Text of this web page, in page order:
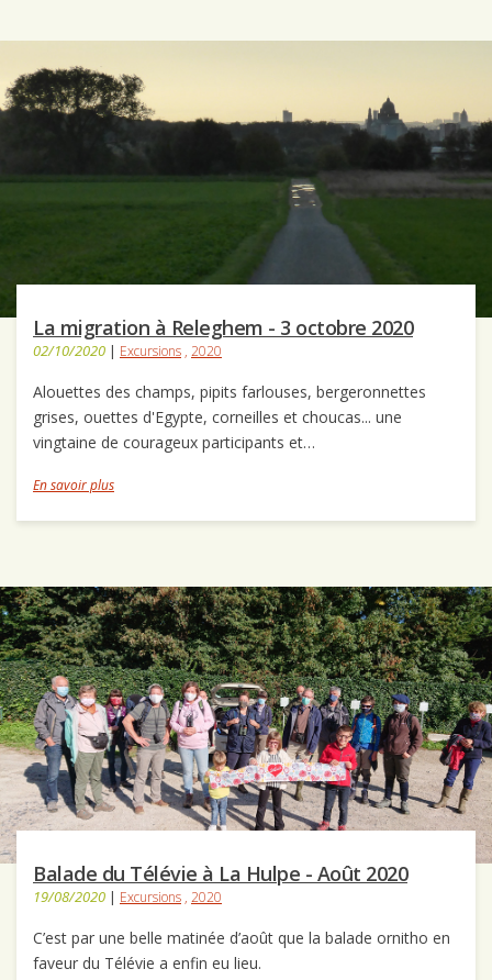
La migration à Releghem - 3 octobre 2020
02/10/2020 | Excursions , 2020
Alouettes des champs, pipits farlouses, bergeronnettes
grises, ouettes d'Egypte, corneilles et choucas... une
vingtaine de courageux participants et…
En savoir plus
Balade du Télévie à La Hulpe - Août 2020
19/08/2020 | Excursions , 2020
C’est par une belle matinée d’août que la balade ornitho en
faveur du Télévie a enfin eu lieu.